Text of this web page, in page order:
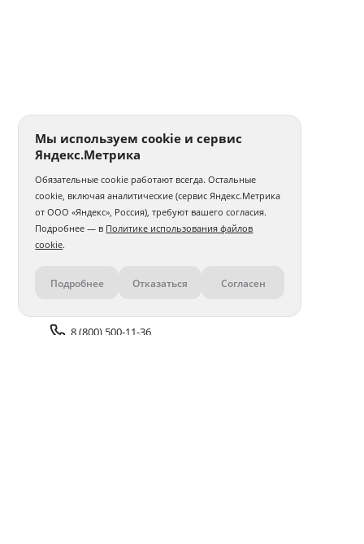
Контакты
8 (800) 500-11-36
Мы используем cookie и сервис
Яндекс.Метрика
Обязательные cookie работают всегда. Остальные
cookie, включая аналитические (сервис Яндекс.Метрика
от ООО «Яндекс», Россия), требуют вашего согласия.
Подробнее — в Политике использования файлов
cookie.
Подробнее Отказаться Согласен